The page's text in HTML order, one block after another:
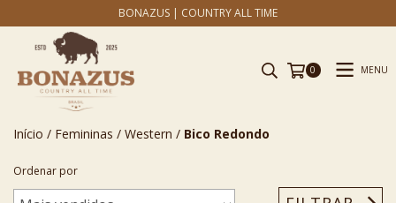
BONAZUS | COUNTRY ALL TIME
0 MENU
Início / Femininas / Western / Bico Redondo
Ordenar por